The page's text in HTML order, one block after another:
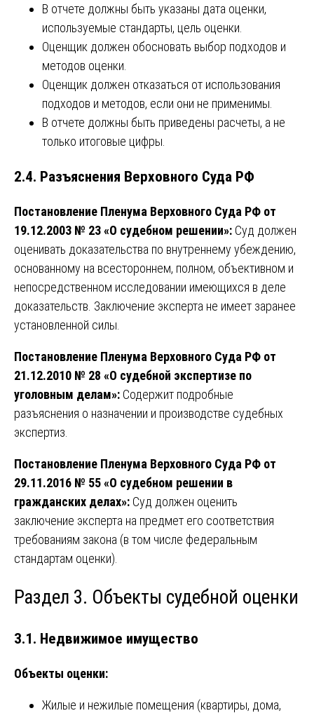
В отчете должны быть указаны дата оценки,
используемые стандарты, цель оценки.
Оценщик должен обосновать выбор подходов и
методов оценки.
Оценщик должен отказаться от использования
подходов и методов, если они не применимы.
В отчете должны быть приведены расчеты, а не
только итоговые цифры.
2.4. Разъяснения Верховного Суда РФ
Постановление Пленума Верховного Суда РФ от
19.12.2003 № 23 «О судебном решении»: Суд должен
оценивать доказательства по внутреннему убеждению,
основанному на всестороннем, полном, объективном и
непосредственном исследовании имеющихся в деле
доказательств. Заключение эксперта не имеет заранее
установленной силы.
Постановление Пленума Верховного Суда РФ от
21.12.2010 № 28 «О судебной экспертизе по
уголовным делам»: Содержит подробные
разъяснения о назначении и производстве судебных
экспертиз.
Постановление Пленума Верховного Суда РФ от
29.11.2016 № 55 «О судебном решении в
гражданских делах»: Суд должен оценить
заключение эксперта на предмет его соответствия
требованиям закона (в том числе федеральным
стандартам оценки).
Раздел 3. Объекты судебной оценки
3.1. Недвижимое имущество
Объекты оценки:
Жилые и нежилые помещения (квартиры, дома,